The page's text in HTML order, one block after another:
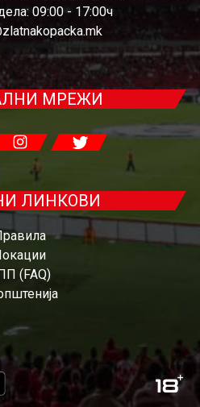
09:00 - 17:00ч
МРЕЖИ
ЛИНКОВИ
(FAQ)